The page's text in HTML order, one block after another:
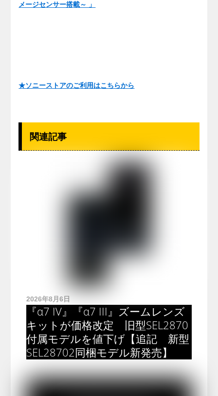
メージセンサー搭載～ 」
★ソニーストアのご利用はこちらから
関連記事
2026年8月6日
『α7 IV』『α7 III』ズームレンズ
キットが価格改定 旧型SEL2870
付属モデルを値下げ【追記 新型
SEL28702同梱モデル新発売】